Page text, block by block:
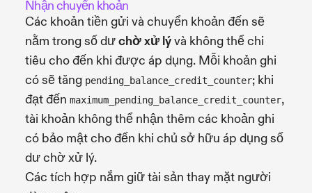
Nhận chuyển khoản
Các khoản tiền gửi và chuyển khoản đến sẽ
nằm trong số dưchờ xử lývà không thể chi
tiêu cho đến khi được áp dụng. Mỗi khoản ghi
có sẽ tăng pending_balance_credit_counter; khi
đạt đến maximum_pending_balance_credit_counter,
tài khoản không thể nhận thêm các khoản ghi
có bảo mật cho đến khi chủ sở hữu áp dụng số
dư chờ xử lý.
Các tích hợp nắm giữ tài sản thay mặt người